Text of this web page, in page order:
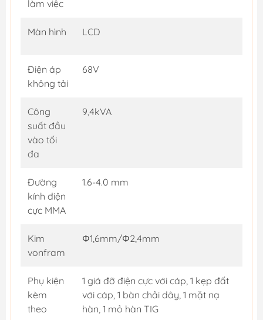
làm việc
Màn hình LCD
Điện áp
không tải
68V
Công
suất đầu
vào tối
đa
9,4kVA
Đường
kính điện
cực MMA
1.6-4.0 mm
Kim
vonfram
Φ1,6mm/Φ2,4mm
Phụ kiện
kèm
theo
1 giá đỡ điện cực với cáp, 1 kẹp đất
với cáp, 1 bàn chải dây, 1 mặt nạ
hàn, 1 mỏ hàn TIG